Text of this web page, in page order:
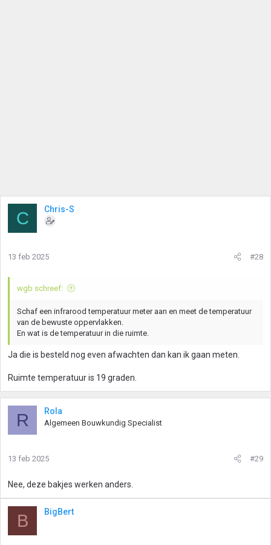
C Chris-S
13 feb 2025 #28
wgb schreef:
Schaf een infrarood temperatuur meter aan en meet de temperatuur
van de bewuste oppervlakken.
En wat is de temperatuur in die ruimte.
Ja die is besteld nog even afwachten dan kan ik gaan meten.
Ruimte temperatuur is 19 graden.
R Rola
Algemeen Bouwkundig Specialist
13 feb 2025 #29
Nee, deze bakjes werken anders.
B BigBert